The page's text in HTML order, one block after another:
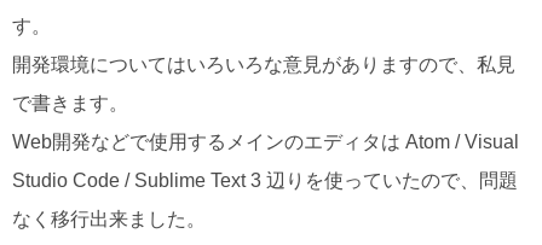
す。
開発環境についてはいろいろな意見がありますので、私見
で書きます。
Web開発などで使用するメインのエディタは Atom / Visual
Studio Code / Sublime Text 3 辺りを使っていたので、問題
なく移行出来ました。